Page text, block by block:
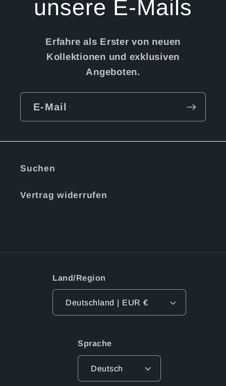
unsere E-Mails
Erfahre als Erster von neuen
Kollektionen und exklusiven
Angeboten.
E-Mail
Suchen
Vertrag widerrufen
Land/Region
Deutschland | EUR €
Sprache
Deutsch